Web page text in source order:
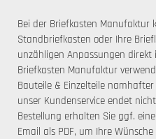
Bei der Briefkasten Manufaktur
Standbriefkasten oder Ihre
unzähligen Anpassungen direkt
Briefkasten Manufaktur
Bauteile & Einzelteile
unser Kundenservice endet
Bestellung erhalten Sie ggf.
Email als PDF, um Ihre